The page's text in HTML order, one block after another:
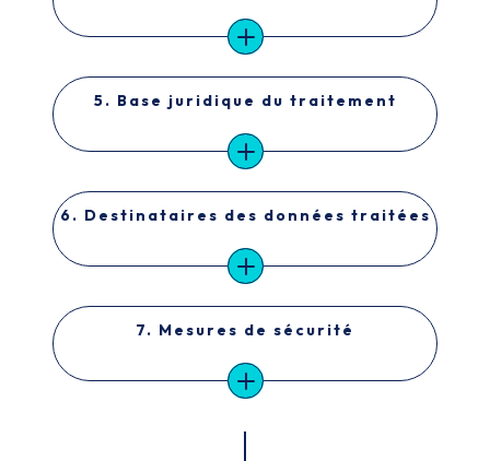
5. Base juridique du traitement
6. Destinataires des données traitées
7. Mesures de sécurité